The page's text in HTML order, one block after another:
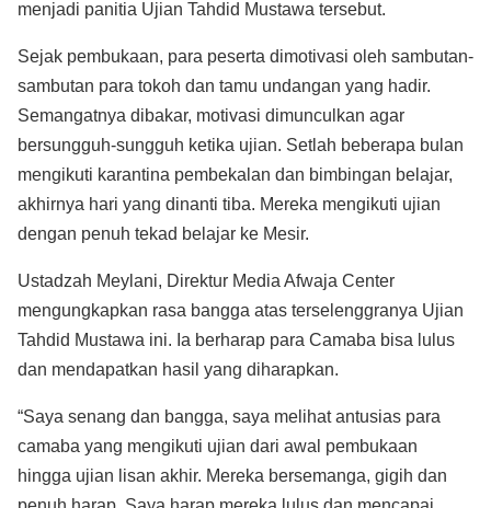
menjadi panitia Ujian Tahdid Mustawa tersebut.
Sejak pembukaan, para peserta dimotivasi oleh sambutan-
sambutan para tokoh dan tamu undangan yang hadir.
Semangatnya dibakar, motivasi dimunculkan agar
bersungguh-sungguh ketika ujian. Setlah beberapa bulan
mengikuti karantina pembekalan dan bimbingan belajar,
akhirnya hari yang dinanti tiba. Mereka mengikuti ujian
dengan penuh tekad belajar ke Mesir.
Ustadzah Meylani, Direktur Media Afwaja Center
mengungkapkan rasa bangga atas terselenggranya Ujian
Tahdid Mustawa ini. Ia berharap para Camaba bisa lulus
dan mendapatkan hasil yang diharapkan.
“Saya senang dan bangga, saya melihat antusias para
camaba yang mengikuti ujian dari awal pembukaan
hingga ujian lisan akhir. Mereka bersemanga, gigih dan